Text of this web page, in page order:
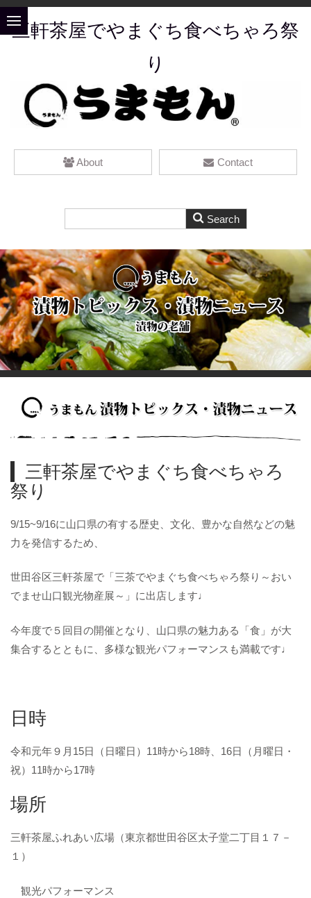
三軒茶屋でやまぐち食べちゃろ祭
り
About Contact
三軒茶屋でやまぐち食べちゃろ
祭り
9/15~9/16に山口県の有する歴史、文化、豊かな自然などの魅
力を発信するため、
世田谷区三軒茶屋で「三茶でやまぐち食べちゃろ祭り～おい
でませ山口観光物産展～」に出店します♩
今年度で５回目の開催となり、山口県の魅力ある「食」が大
集合するとともに、多様な観光パフォーマンスも満載です♩
日時
令和元年９月15日（日曜日）11時から18時、16日（月曜日・
祝）11時から17時
場所
三軒茶屋ふれあい広場（東京都世田谷区太子堂二丁目１７－
１）
観光パフォーマンス